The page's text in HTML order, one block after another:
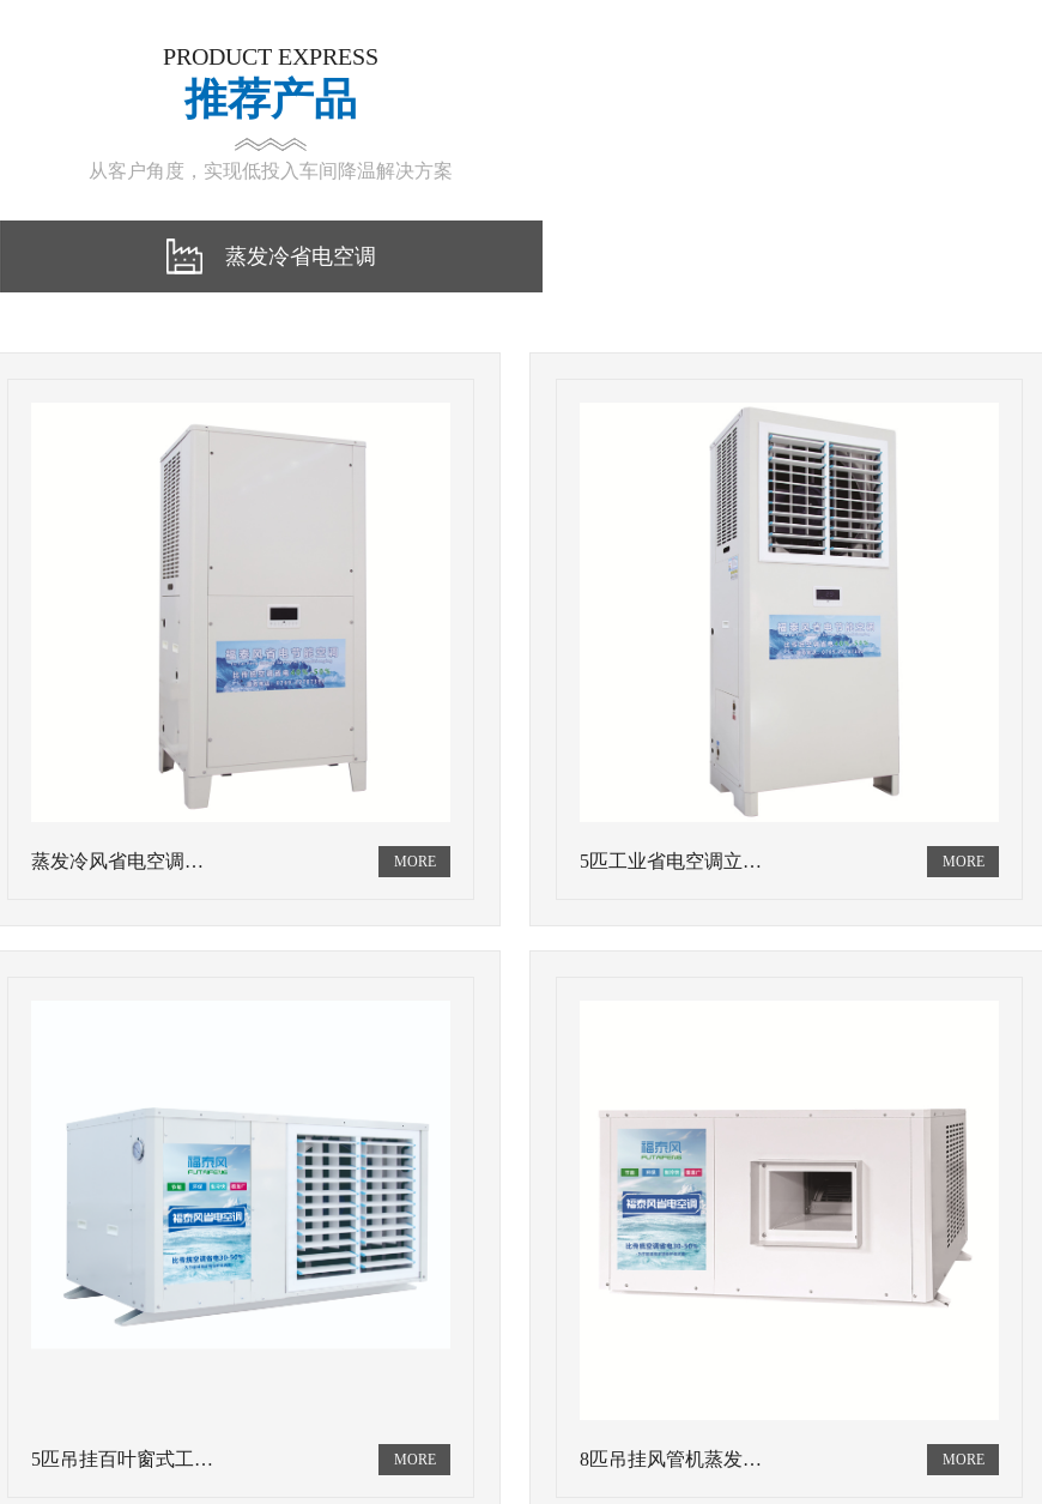
PRODUCT EXPRESS
推荐产品
从客户角度，实现低投入车间降温解决方案
蒸发冷省电空调
蒸发冷风省电空调… 5匹工业省电空调立…
5匹吊挂百叶窗式工… 8匹吊挂风管机蒸发…